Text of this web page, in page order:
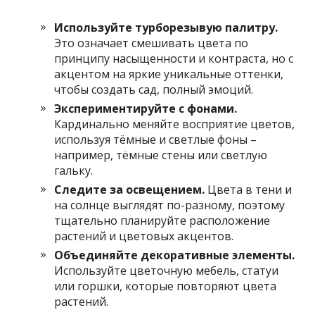
Используйте турборезывую палитру.
Это означает смешивать цвета по
принципу насыщенности и контраста, но с
акцентом на яркие уникальные оттенки,
чтобы создать сад, полный эмоций.
Экспериментируйте с фонами.
Кардинально меняйте восприятие цветов,
используя тёмные и светлые фоны –
например, тёмные стены или светлую
гальку.
Следите за освещением. Цвета в тени и
на солнце выглядят по-разному, поэтому
тщательно планируйте расположение
растений и цветовых акцентов.
Объединяйте декоративные элементы.
Используйте цветочную мебель, статуи
или горшки, которые повторяют цвета
растений.